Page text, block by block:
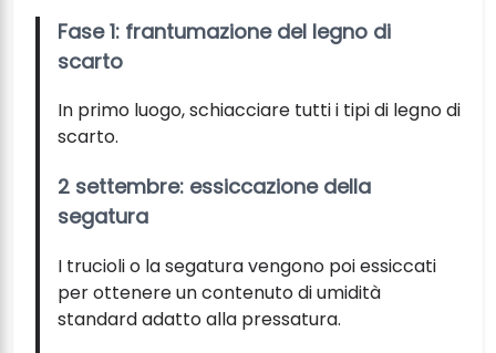
Fase 1: frantumazione del legno di
scarto
In primo luogo, schiacciare tutti i tipi di legno di
scarto.
2 settembre: essiccazione della
segatura
I trucioli o la segatura vengono poi essiccati
per ottenere un contenuto di umidità
standard adatto alla pressatura.